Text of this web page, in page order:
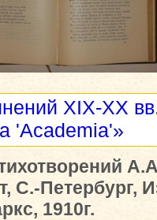
XIX-XX
'Academia'»
С.-Петербург,
1910г.